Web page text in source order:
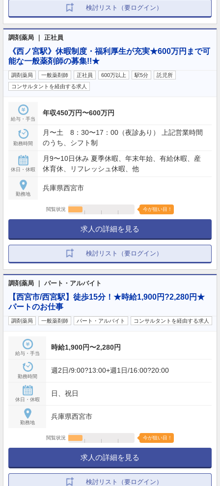
検討リスト（要ログイン）
調剤薬局 ｜ 正社員
《西ノ宮駅》休暇制度・福利厚生が充実★600万円まで可
能な一般薬剤師の募集!!★
調剤薬局 一般薬剤師 正社員 600万以上 駅5分
託児所
コンサルタントを経由する求人
給与・手当
年収450万円〜600万円
勤務時間
月〜土 8：30〜17：00（夜診あり） 上記営業時間
のうち、シフト制
休日・休暇
月9〜10日休み 夏季休暇、年末年始、有給休暇、産
休育休、リフレッシュ休暇、他
勤務地
兵庫県西宮市
閲覧状況 今が狙い目！
求人の詳細を見る
検討リスト（要ログイン）
調剤薬局 ｜ パート・アルバイト
【西宮市/西宮駅】徒歩15分！★時給1,900円?2,280円★
パートのお仕事
調剤薬局 一般薬剤師 パート・アルバイト コンサルタントを経由する求人
給与・手当
時給1,900円〜2,280円
勤務時間
週2日/9:00?13:00+週1日/16:00?20:00
休日・休暇
日、祝日
勤務地
兵庫県西宮市
閲覧状況 今が狙い目！
求人の詳細を見る
検討リスト（要ログイン）